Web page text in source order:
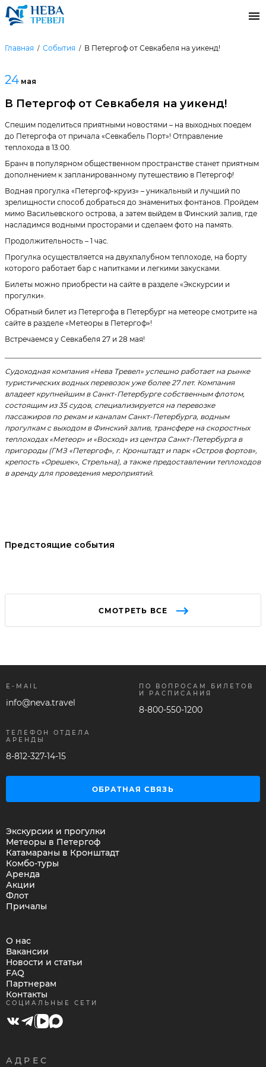
Главная События В Петергоф от Севкабеля на уикенд!
24 мая
В Петергоф от Севкабеля на уикенд!
Спешим поделиться приятными новостями – на выходных поедем
до Петергофа от причала «Севкабель Порт»! Отправление
теплохода в 13:00.
Бранч в популярном общественном пространстве станет приятным
дополнением к запланированному путешествию в Петергоф!
Водная прогулка «Петергоф-круиз» – уникальный и лучший по
зрелищности способ добраться до знаменитых фонтанов. Пройдем
мимо Васильевского острова, а затем выйдем в Финский залив, где
насладимся водными просторами и сделаем фото на память.
Продолжительность – 1 час.
Прогулка осуществляется на двухпалубном теплоходе, на борту
которого работает бар с напитками и легкими закусками.
Билеты можно приобрести на сайте в разделе «Экскурсии и
прогулки».
Обратный билет из Петергофа в Петербург на метеоре смотрите на
сайте в разделе «Метеоры в Петергоф»!
Встречаемся у Севкабеля 27 и 28 мая!
Судоходная компания «Нева Тревел» успешно работает на рынке
туристических водных перевозок уже более 27 лет. Компания
владеет крупнейшим в Санкт-Петербурге собственным флотом,
состоящим из 35 судов, специализируется на перевозке
пассажиров по рекам и каналам Санкт-Петербурга, водным
прогулкам с выходом в Финский залив, трансфере на скоростных
теплоходах «Метеор» и «Восход» из центра Санкт-Петербурга в
пригороды (ГМЗ «Петергоф», г. Кронштадт и парк «Остров фортов»,
крепость «Орешек», Стрельна), а также предоставлении теплоходов
в аренду для проведения мероприятий.
Предстоящие события
СМОТРЕТЬ ВСЕ
E-MAIL
info@neva.travel
ПО ВОПРОСАМ БИЛЕТОВ
И РАСПИСАНИЯ
8-800-550-1200
ТЕЛЕФОН ОТДЕЛА
АРЕНДЫ
8-812-327-14-15
ОБРАТНАЯ СВЯЗЬ
Экскурсии и прогулки
Метеоры в Петергоф
Катамараны в Кронштадт
Комбо-туры
Аренда
Акции
Флот
Причалы
О нас
Вакансии
Новости и статьи
FAQ
Партнерам
Контакты
СОЦИАЛЬНЫЕ СЕТИ
АДРЕС